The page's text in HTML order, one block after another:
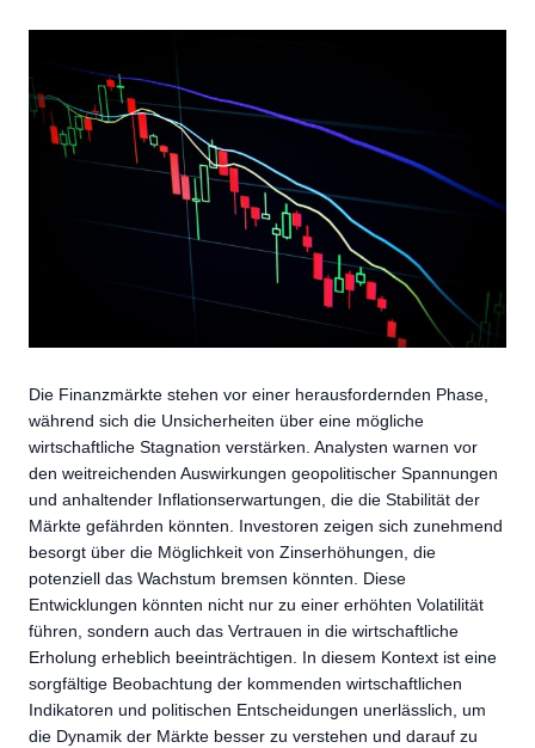
Die Finanzmärkte stehen vor einer herausfordernden Phase,
während sich die Unsicherheiten über eine mögliche
wirtschaftliche Stagnation verstärken. Analysten warnen vor
den weitreichenden Auswirkungen geopolitischer Spannungen
und anhaltender Inflationserwartungen, die die Stabilität der
Märkte gefährden könnten. Investoren zeigen sich zunehmend
besorgt über die Möglichkeit von Zinserhöhungen, die
potenziell das Wachstum bremsen könnten. Diese
Entwicklungen könnten nicht nur zu einer erhöhten Volatilität
führen, sondern auch das Vertrauen in die wirtschaftliche
Erholung erheblich beeinträchtigen. In diesem Kontext ist eine
sorgfältige Beobachtung der kommenden wirtschaftlichen
Indikatoren und politischen Entscheidungen unerlässlich, um
die Dynamik der Märkte besser zu verstehen und darauf zu